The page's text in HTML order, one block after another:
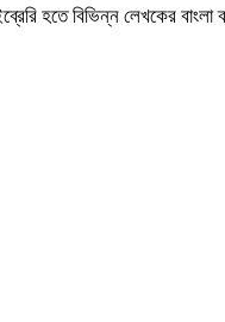
হতে বিভিন্ন লেখকের